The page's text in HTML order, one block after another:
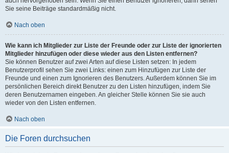
Sie seine Beiträge standardmäßig nicht.
Nach oben
Wie kann ich Mitglieder zur Liste der Freunde oder zur Liste der ignorierten
Mitglieder hinzufügen oder diese wieder aus den Listen entfernen?
Sie können Benutzer auf zwei Arten auf diese Listen setzen: In jedem
Benutzerprofil sehen Sie zwei Links: einen zum Hinzufügen zur Liste der
Freunde und einen zum Ignorieren des Benutzers. Außerdem können Sie im
persönlichen Bereich direkt Benutzer zu den Listen hinzufügen, indem Sie
deren Benutzernamen eingeben. An gleicher Stelle können Sie sie auch
wieder von den Listen entfernen.
Nach oben
Die Foren durchsuchen